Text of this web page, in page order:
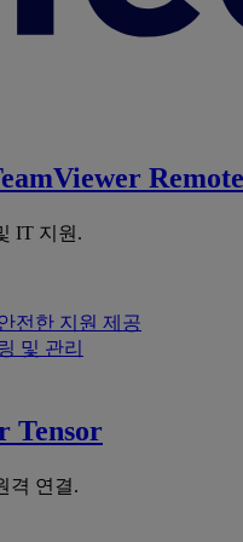
Remote
IT 지원.
전한 지원 제공
및 관리
Tensor
격 연결.